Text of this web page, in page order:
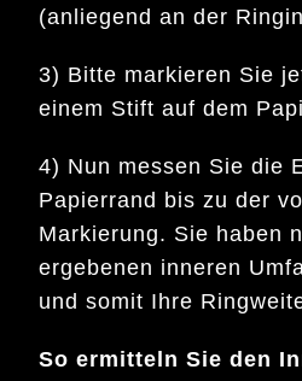
(anliegend an der
3) Bitte markieren Sie
einem Stift auf dem
4) Nun messen Sie die
Papierrand bis zu der
Markierung. Sie haben
ergebenen inneren
und somit Ihre
So ermitteln Sie den